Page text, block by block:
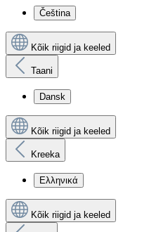
Čeština
Kõik riigid ja keeled
Taani
Dansk
Kõik riigid ja keeled
Kreeka
Ελληνικά
Kõik riigid ja keeled